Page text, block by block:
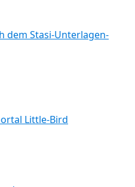
dem Stasi-Unterlagen-
Little-Bird